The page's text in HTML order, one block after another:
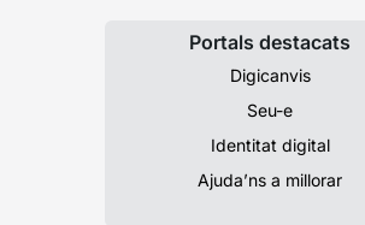
Portals destacats
Digicanvis
Seu-e
Identitat digital
Ajuda’ns a millorar